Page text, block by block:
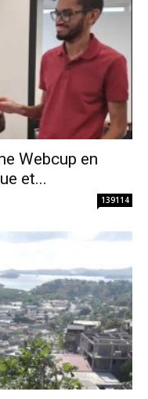
Webcup en
et...
139114